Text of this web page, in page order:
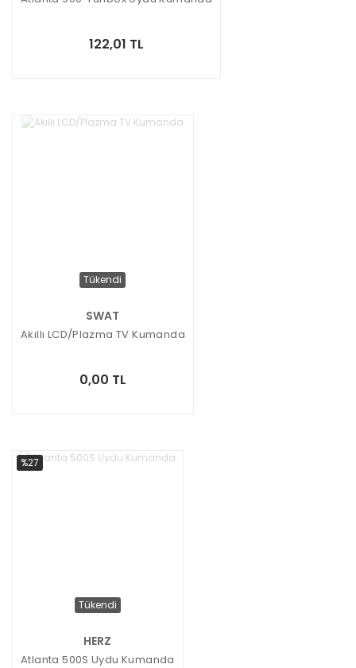
122,01 TL
Tükendi
SWAT
Akıllı LCD/Plazma TV Kumanda
0,00 TL
%27
Tükendi
HERZ
Atlanta 500S Uydu Kumanda